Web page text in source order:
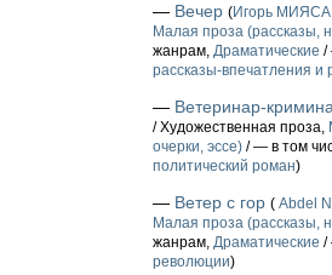
— Вечер (Игорь
Малая проза (рассказы,
жанрам, Драматические /
рассказы-впечатления
— Ветеринар-
/ Художественная проза,
очерки, эссе) / — в том
политический роман)
— Ветер с гор ( Abdel
Малая проза (рассказы,
жанрам, Драматические /
революции)